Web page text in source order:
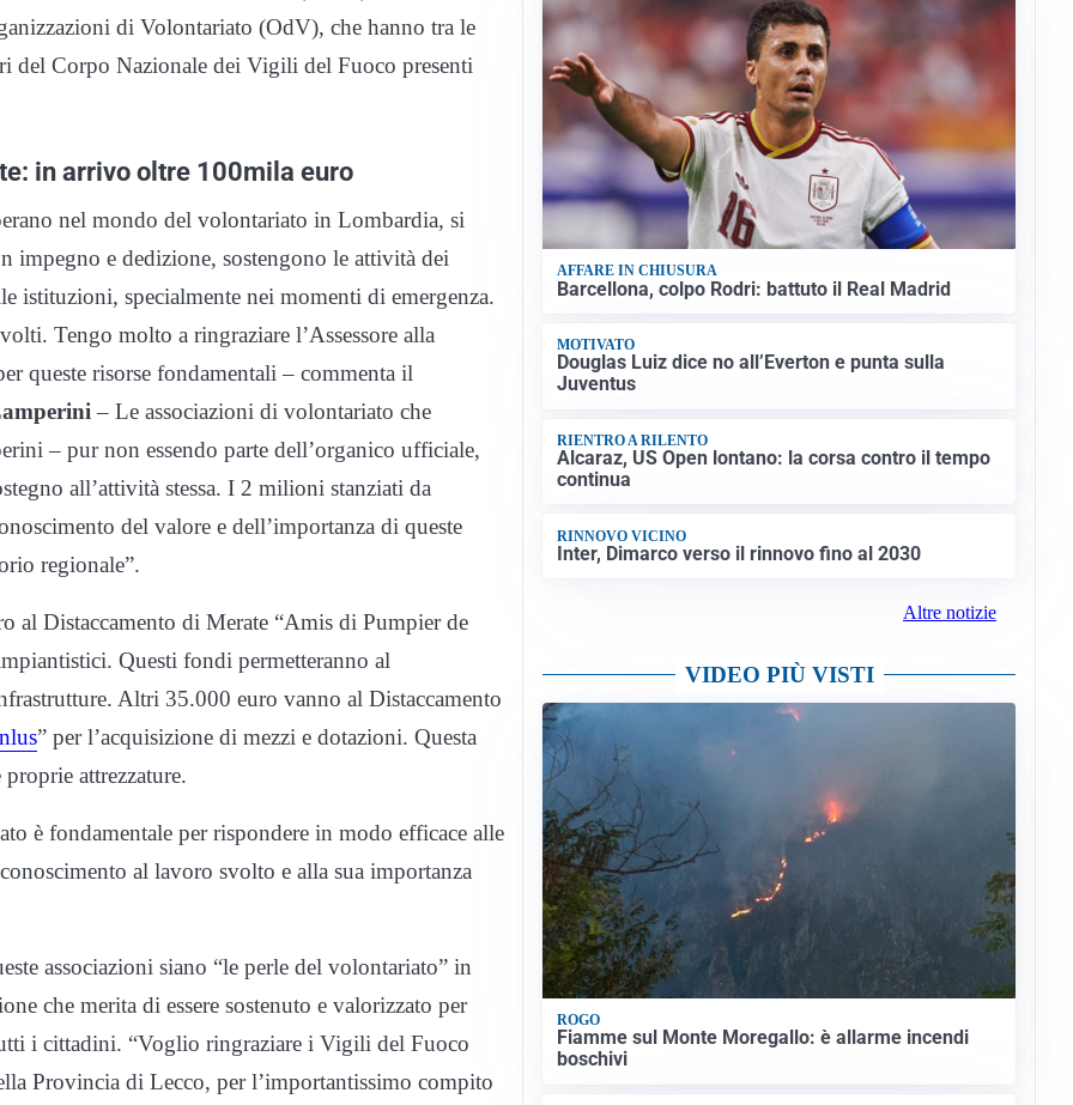
di Volontariato (OdV), che hanno tra le
del Corpo Nazionale dei Vigili del Fuoco presenti
in arrivo oltre 100mila euro
nel mondo del volontariato in Lombardia, si
impegno e dedizione, sostengono le attività dei
istituzioni, specialmente nei momenti di emergenza.
Tengo molto a ringraziare l’Assessore alla
queste risorse fondamentali – commenta il
– Le associazioni di volontariato che
– pur non essendo parte dell’organico ufficiale,
all’attività stessa. I 2 milioni stanziati da
del valore e dell’importanza di queste
regionale”.
al Distaccamento di Merate “Amis di Pumpier de
Questi fondi permetteranno al
Altri 35.000 euro vanno al Distaccamento
” per l’acquisizione di mezzi e dotazioni. Questa
attrezzature.
è fondamentale per rispondere in modo efficace alle
al lavoro svolto e alla sua importanza
associazioni siano “le perle del volontariato” in
che merita di essere sostenuto e valorizzato per
i cittadini. “Voglio ringraziare i Vigili del Fuoco
Provincia di Lecco, per l’importantissimo compito
AFFARE IN CHIUSURA
Barcellona, colpo Rodri: battuto il Real Madrid
MOTIVATO
Douglas Luiz dice no all’Everton e punta sulla
Juventus
RIENTRO A RILENTO
Alcaraz, US Open lontano: la corsa contro il tempo
continua
RINNOVO VICINO
Inter, Dimarco verso il rinnovo fino al 2030
Altre notizie
VIDEO PIÙ VISTI
ROGO
Fiamme sul Monte Moregallo: è allarme incendi
boschivi